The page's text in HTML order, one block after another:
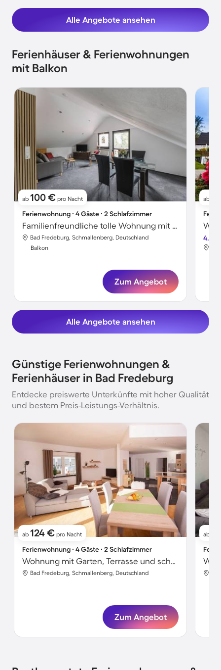
Alle Angebote ansehen
Ferienhäuser & Ferienwohnungen
mit Balkon
ab 100 € pro Nacht
Ferienwohnung ∙ 4 Gäste ∙ 2 Schlafzimmer
Familienfreundliche tolle Wohnung mit schnellem Internet, Garten und Grill | Gartenblick | Haustierfreundlich
Bad Fredeburg, Schmallenberg, Deutschland
Balkon
Zum Angebot
ab
4.7
Alle Angebote ansehen
Günstige Ferienwohnungen &
Ferienhäuser in Bad Fredeburg
Entdecke preiswerte Unterkünfte mit hoher Qualität
und bestem Preis-Leistungs-Verhältnis.
ab 124 € pro Nacht
Ferienwohnung ∙ 4 Gäste ∙ 2 Schlafzimmer
Wohnung mit Garten, Terrasse und schnellem Internet | Gartenblick
Bad Fredeburg, Schmallenberg, Deutschland
Zum Angebot
ab